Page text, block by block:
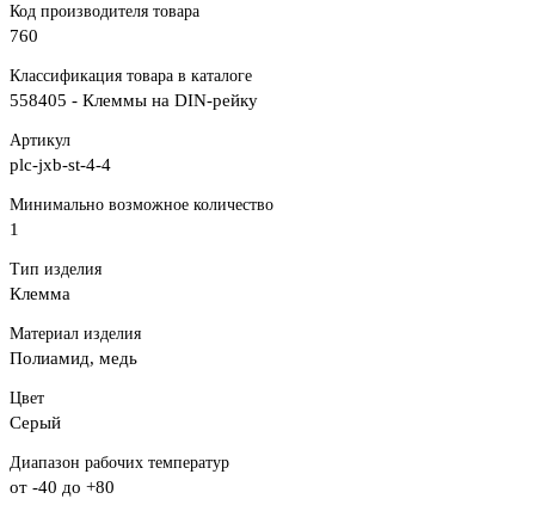
Код производителя товара
760
Классификация товара в каталоге
558405 - Клеммы на DIN-рейку
Артикул
plc-jxb-st-4-4
Минимально возможное количество
1
Тип изделия
Клемма
Материал изделия
Полиамид, медь
Цвет
Серый
Диапазон рабочих температур
от -40 до +80